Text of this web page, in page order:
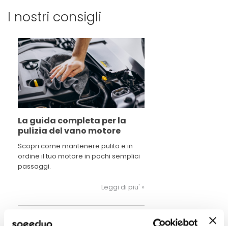
I nostri consigli
La guida completa per la
pulizia del vano motore
Scopri come mantenere pulito e in
ordine il tuo motore in pochi semplici
passaggi.
Leggi di piu' »